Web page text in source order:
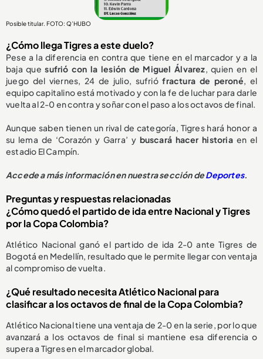
Posible titular. FOTO: Q’HUBO
¿Cómo llega Tigres a este duelo?
Pese a la diferencia en contra que tiene en el marcador y a la
baja quesufrió con la lesión de Miguel Álvarez, quien en el
juego del viernes, 24 de julio, sufriófractura de peroné, el
equipo capitalino está motivado y con la fe de luchar para darle
vuelta al 2-0 en contra y soñar con el paso a los octavos de final.
Aunque saben tienen un rival de categoría, Tigres hará honor a
su lema de ‘Corazón y Garra’ y buscará hacer historiaen el
estadio El Campín.
Accede a más información en nuestra sección deDeportes.
Preguntas y respuestas relacionadas
¿Cómo quedó el partido de ida entre Nacional y Tigres
por la Copa Colombia?
Atlético Nacional ganó el partido de ida 2-0 ante Tigres de
Bogotá en Medellín, resultado que le permite llegar con ventaja
al compromiso de vuelta.
¿Qué resultado necesita Atlético Nacional para
clasificar a los octavos de final de la Copa Colombia?
Atlético Nacional tiene una ventaja de 2-0 en la serie, por lo que
avanzará a los octavos de final si mantiene esa diferencia o
supera a Tigres en el marcador global.